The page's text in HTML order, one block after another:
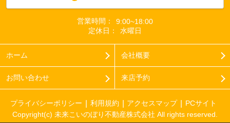
営業時間：
9:00~18:00
定休日：
水曜日
ホーム 会社概要
お問い合わせ 来店予約
プライバシーポリシー 利用規約 アクセスマップ
PCサイト
Copyright(c) 未来こいのぼり不動産株式会社 All rights reserved.